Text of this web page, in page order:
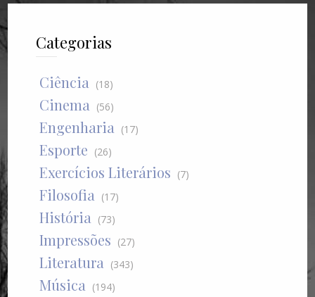
Categorias
Ciência (18)
Cinema (56)
Engenharia (17)
Esporte (26)
Exercícios Literários (7)
Filosofia (17)
História (73)
Impressões (27)
Literatura (343)
Música (194)